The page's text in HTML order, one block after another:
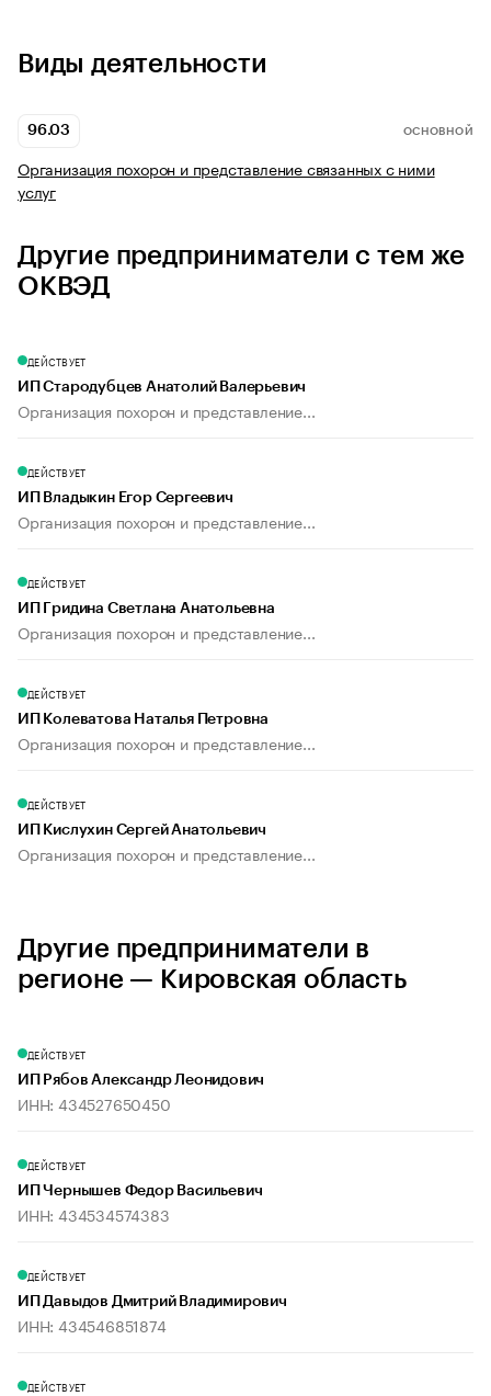
Виды деятельности
96.03 ОСНОВНОЙ
Организация похорон и представление связанных с ними
услуг
Другие предприниматели с тем же
ОКВЭД
ДЕЙСТВУЕТ
ИП Стародубцев Анатолий Валерьевич
Организация похорон и представление...
ДЕЙСТВУЕТ
ИП Владыкин Егор Сергеевич
Организация похорон и представление...
ДЕЙСТВУЕТ
ИП Гридина Светлана Анатольевна
Организация похорон и представление...
ДЕЙСТВУЕТ
ИП Колеватова Наталья Петровна
Организация похорон и представление...
ДЕЙСТВУЕТ
ИП Кислухин Сергей Анатольевич
Организация похорон и представление...
Другие предприниматели в
регионе — Кировская область
ДЕЙСТВУЕТ
ИП Рябов Александр Леонидович
ИНН: 434527650450
ДЕЙСТВУЕТ
ИП Чернышев Федор Васильевич
ИНН: 434534574383
ДЕЙСТВУЕТ
ИП Давыдов Дмитрий Владимирович
ИНН: 434546851874
ДЕЙСТВУЕТ